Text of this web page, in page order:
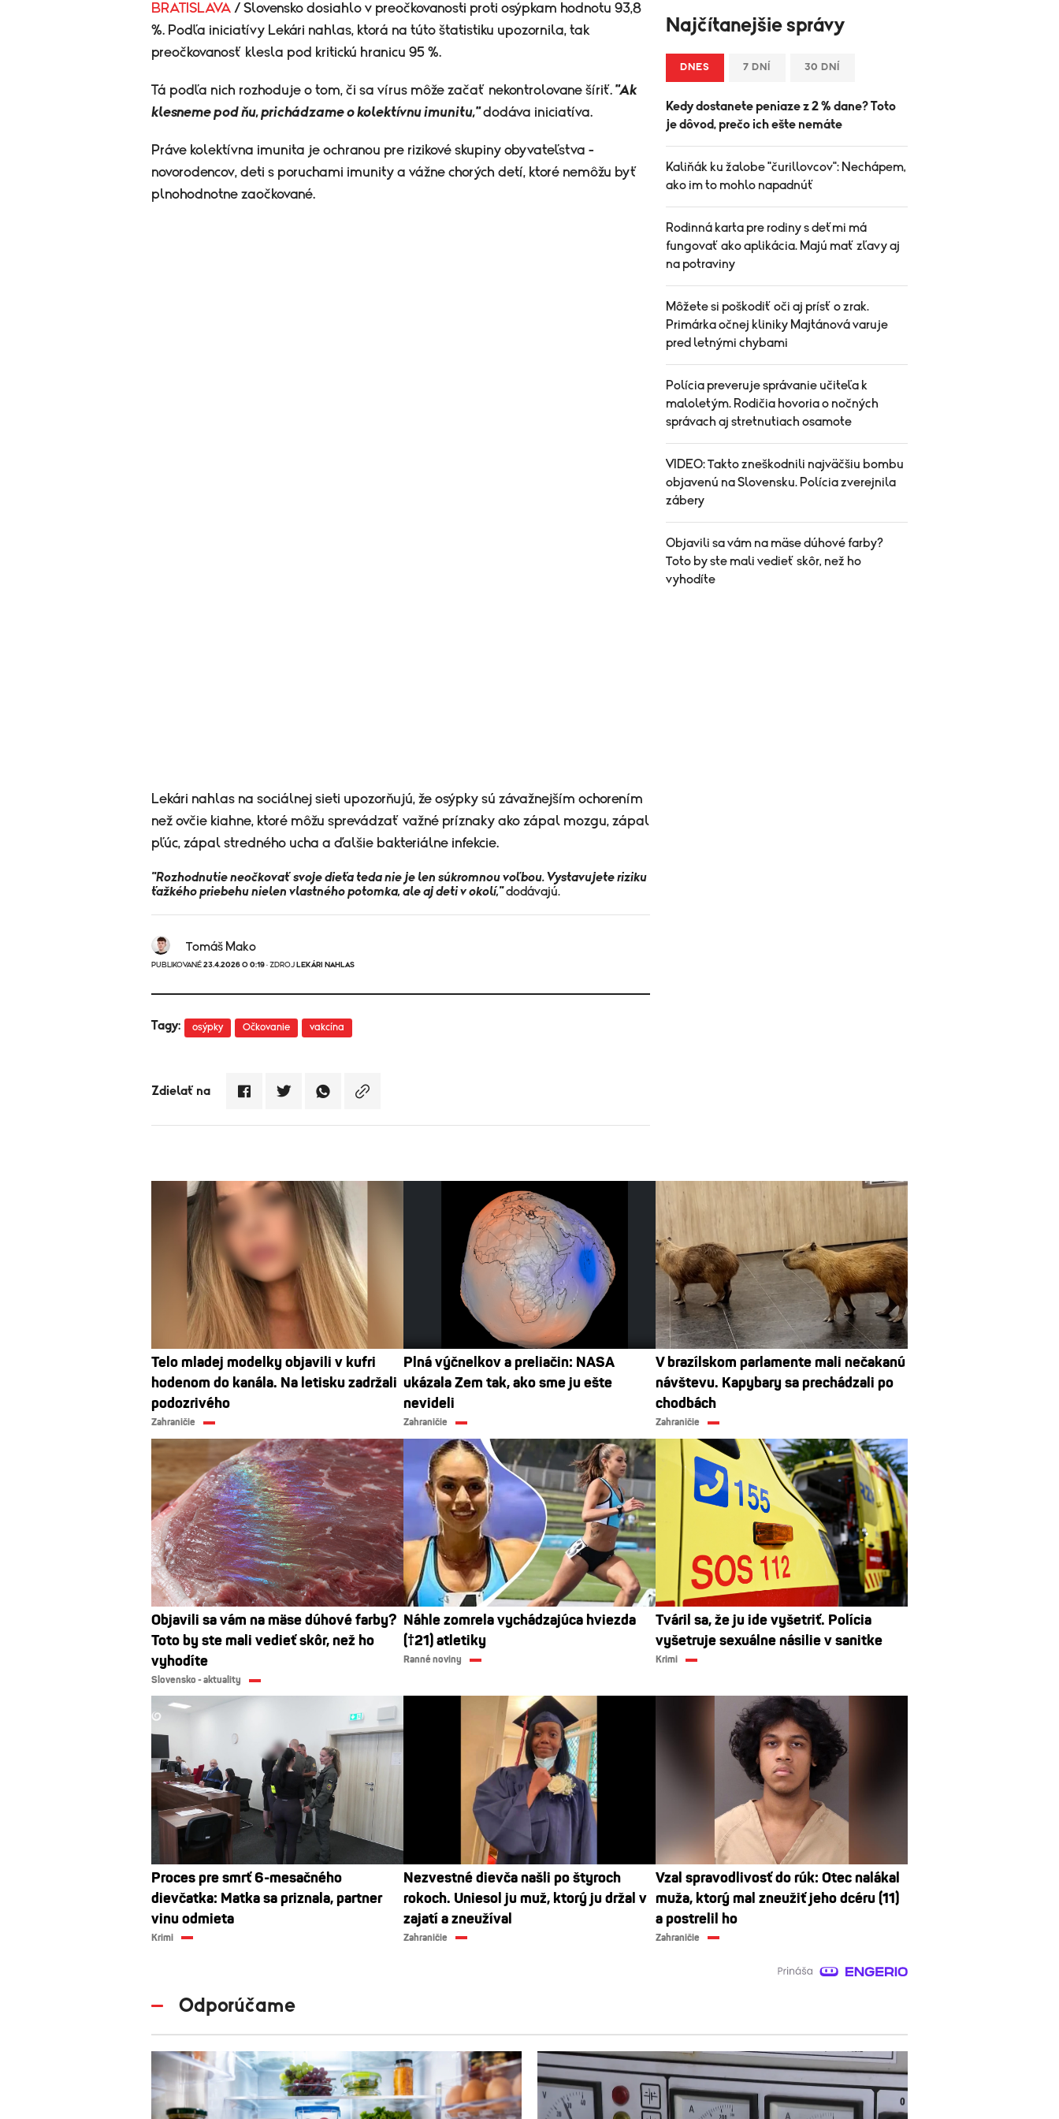
BRATISLAVA / Slovensko dosiahlo v preočkovanosti proti osýpkam hodnotu 93,8
%. Podľa iniciatívy Lekári nahlas, ktorá na túto štatistiku upozornila, tak
preočkovanosť klesla pod kritickú hranicu 95 %.
Tá podľa nich rozhoduje o tom, či sa vírus môže začať nekontrolovane šíriť. "Ak
klesneme pod ňu, prichádzame o kolektívnu imunitu,"dodáva iniciatíva.
Práve kolektívna imunita je ochranou pre rizikové skupiny obyvateľstva -
novorodencov, deti s poruchami imunity a vážne chorých detí, ktoré nemôžu byť
plnohodnotne zaočkované.
Lekári nahlas na sociálnej sieti upozorňujú, že osýpky sú závažnejším ochorením
než ovčie kiahne, ktoré môžu sprevádzať važné príznaky ako zápal mozgu, zápal
pľúc, zápal stredného ucha a ďalšie bakteriálne infekcie.
"Rozhodnutie neočkovať svoje dieťa teda nie je len súkromnou voľbou. Vystavujete riziku
ťažkého priebehu nielen vlastného potomka, ale aj deti v okolí,"dodávajú.
Tomáš Mako
PUBLIKOVANÉ 23.4.2026 O 0:19 · ZDROJ LEKÁRI NAHLAS
Tagy: osýpky Očkovanie vakcína
Zdielať na
Najčítanejšie správy
DNES 7 DNÍ 30 DNÍ
Kedy dostanete peniaze z 2 % dane? Toto
je dôvod, prečo ich ešte nemáte
Kaliňák ku žalobe "čurillovcov": Nechápem,
ako im to mohlo napadnúť
Rodinná karta pre rodiny s deťmi má
fungovať ako aplikácia. Majú mať zľavy aj
na potraviny
Môžete si poškodiť oči aj prísť o zrak.
Primárka očnej kliniky Majtánová varuje
pred letnými chybami
Polícia preveruje správanie učiteľa k
maloletým. Rodičia hovoria o nočných
správach aj stretnutiach osamote
VIDEO: Takto zneškodnili najväčšiu bombu
objavenú na Slovensku. Polícia zverejnila
zábery
Objavili sa vám na mäse dúhové farby?
Toto by ste mali vedieť skôr, než ho
vyhodíte
Telo mladej modelky objavili v kufri
hodenom do kanála. Na letisku zadržali
podozrivého
Zahraničie
Plná výčnelkov a preliačin: NASA
ukázala Zem tak, ako sme ju ešte
nevideli
Zahraničie
V brazílskom parlamente mali nečakanú
návštevu. Kapybary sa prechádzali po
chodbách
Zahraničie
Objavili sa vám na mäse dúhové farby?
Toto by ste mali vedieť skôr, než ho
vyhodíte
Slovensko - aktuality
Náhle zomrela vychádzajúca hviezda
(†21) atletiky
Ranné noviny
Tváril sa, že ju ide vyšetriť. Polícia
vyšetruje sexuálne násilie v sanitke
Krimi
Proces pre smrť 6-mesačného
dievčatka: Matka sa priznala, partner
vinu odmieta
Krimi
Nezvestné dievča našli po štyroch
rokoch. Uniesol ju muž, ktorý ju držal v
zajatí a zneužíval
Zahraničie
Vzal spravodlivosť do rúk: Otec nalákal
muža, ktorý mal zneužiť jeho dcéru (11)
a postrelil ho
Zahraničie
Odporúčame